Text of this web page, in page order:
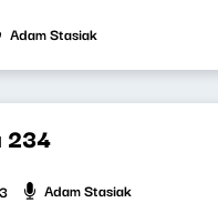
Adam Stasiak
234
Adam Stasiak